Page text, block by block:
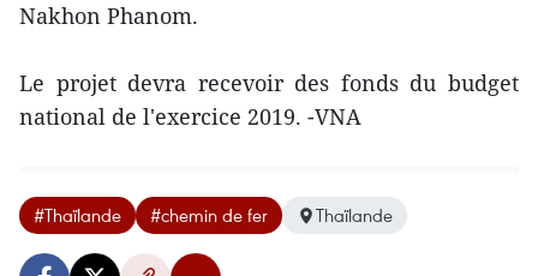
Nakhon Phanom.
Le projet devra recevoir des fonds du budget
national de l'exercice 2019. -VNA
#Thaïlande #chemin de fer Thaïlande